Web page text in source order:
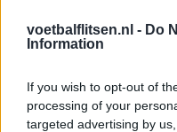
voetbalflitsen.nl - Do
Information
If you wish to opt-out of
processing of your
targeted advertising by
teleurstellingen zoals
Voor een jonge trainer is
beslissing wordt